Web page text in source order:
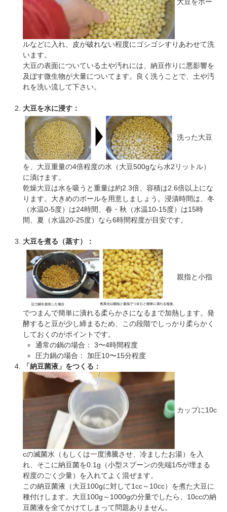
ルなどに入れ、皮が破れない程度にゴシゴシすりあわせて洗
います。
大豆の表面についている土や汚れには、納豆作りに悪影響を
及ぼす微生物が大量についてます。良く洗うことで、土や汚
れを洗い流して下さい。
大豆を水に浸す：
洗った大豆
を、大豆重量の4倍程度の水（大豆500gなら水2リットル）
に漬けます。
乾燥大豆は水を吸うと重量は約2.3倍、容積は2.6倍以上にな
ります。大きめのボールを用意しましょう。浸漬時間は、冬
（水温0-5度）は24時間、春・秋（水温10-15度）は15時
間、夏（水温20-25度）なら6時間程度が目安です。
大豆を煮る（蒸す）：
親指と小指
でつまんで簡単に潰れる柔らかさになるまで加熱します。発
酵すると豆が少し締まるため、この段階でしっかり柔らかく
しておくのがポイントです。
通常の鍋の場合： 3〜4時間程度
圧力鍋の場合： 加圧10〜15分程度
「納豆菌液」をつくる：
カップに10c
cの滅菌水（もしくは一度沸騰させ、冷ましたお湯）を入
れ、そこに納豆菌を0.1g（小型スプーンの先端1/5が埋まる
程度のごく少量）を入れてよく混ぜます。
この納豆菌液（大豆100gに対して1cc～10cc）を煮た大豆に
種付けします。大豆100g～1000gの分量でしたら、10ccの納
豆菌液を全てかけてしまって問題ありません。